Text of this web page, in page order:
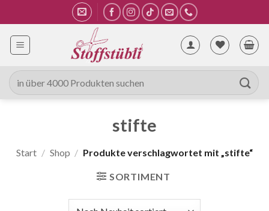
Inhalt
springen
Suche
nach:
stifte
Start / Shop / Produkte verschlagwortet mit „stifte“
SORTIMENT